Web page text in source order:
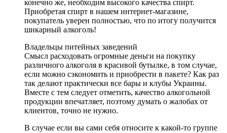
конечно же, необходим высокого качества спирт.
Приобретая спирт в нашем интернет-магазине,
покупатель уверен полностью, что по итогу получится
шикарный алкоголь!
Владельцы питейных заведений
Смысл расходовать огромные деньги на покупку
различного алкоголя в красивой бутылке, в том случае,
если можно сэкономить и приобрести в пакете? Как раз
так делают практически все бары и клубы Украины.
Вместе с тем следует отметить, качество алкогольной
продукции впечатляет, поэтому думать о жалобах от
клиентов, точно не нужно.
В случае если вы сами себя относите к какой-то группе